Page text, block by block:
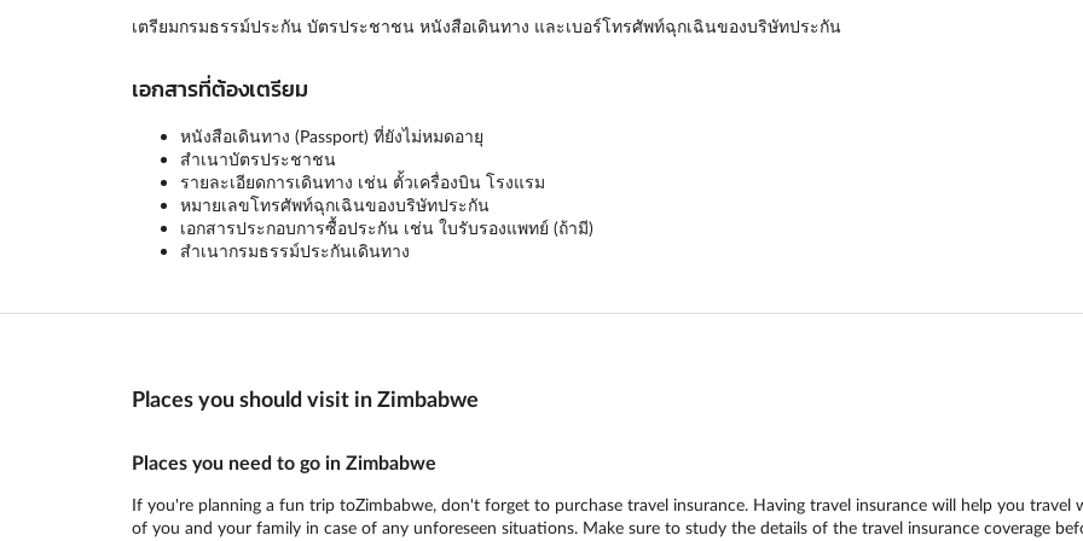
เตรียมกรมธรรม์ประกัน บัตรประชาชน หนังสือเดินทาง และเบอร์โทรศัพท์ฉุกเฉินของบริษัทประกัน
เอกสารที่ต้องเตรียม
หนังสือเดินทาง (Passport) ที่ยังไม่หมดอายุ
สำเนาบัตรประชาชน
รายละเอียดการเดินทาง เช่น ตั้วเครื่องบิน โรงแรม
หมายเลขโทรศัพท์ฉุกเฉินของบริษัทประกัน
เอกสารประกอบการซื้อประกัน เช่น ใบรับรองแพทย์ (ถ้ามี)
สำเนากรมธรรม์ประกันเดินทาง
Places you should visit in Zimbabwe
Places you need to go in Zimbabwe
If you're planning a fun trip toZimbabwe, don't forget to purchase travel insurance. Having travel insurance will help you
of you and your family in case of any unforeseen situations. Make sure to study the details of the travel insurance coverage